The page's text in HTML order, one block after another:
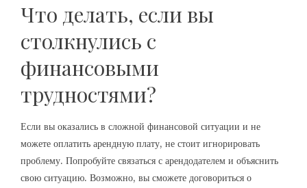
Что делать, если вы
столкнулись с
финансовыми
трудностями?
Если вы оказались в сложной финансовой ситуации и не
можете оплатить арендную плату, не стоит игнорировать
проблему. Попробуйте связаться с арендодателем и объяснить
свою ситуацию. Возможно, вы сможете договориться о